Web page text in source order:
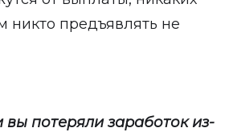
никто предъявлять не
вы потеряли заработок из-